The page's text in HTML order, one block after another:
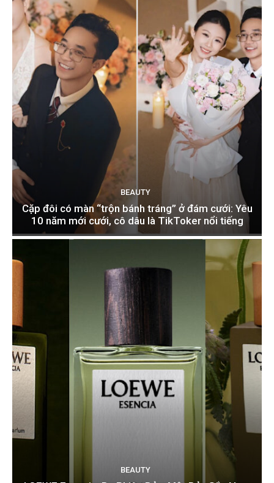
BEAUTY
Cặp đôi có màn “trộn bánh tráng” ở đám cưới: Yêu
10 năm mới cưới, cô dâu là TikToker nổi tiếng
BEAUTY